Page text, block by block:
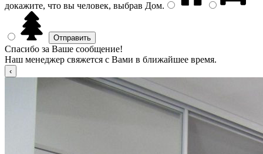
докажите, что вы человек, выбрав Дом.
Спасибо за Ваше сообщение!
Наш менеджер свяжется с Вами в ближайшее время.